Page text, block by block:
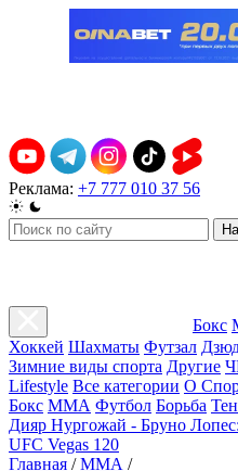
Реклама: +7 777 010 37 56
Бокс
Хоккей Шахматы Футзал
Зимние виды спорта Другие
Lifestyle Все категории О
Бокс ММА Футбол Борьба
Дияр Нургожай - Бруно
UFC Vegas 120
Главная / ММА /